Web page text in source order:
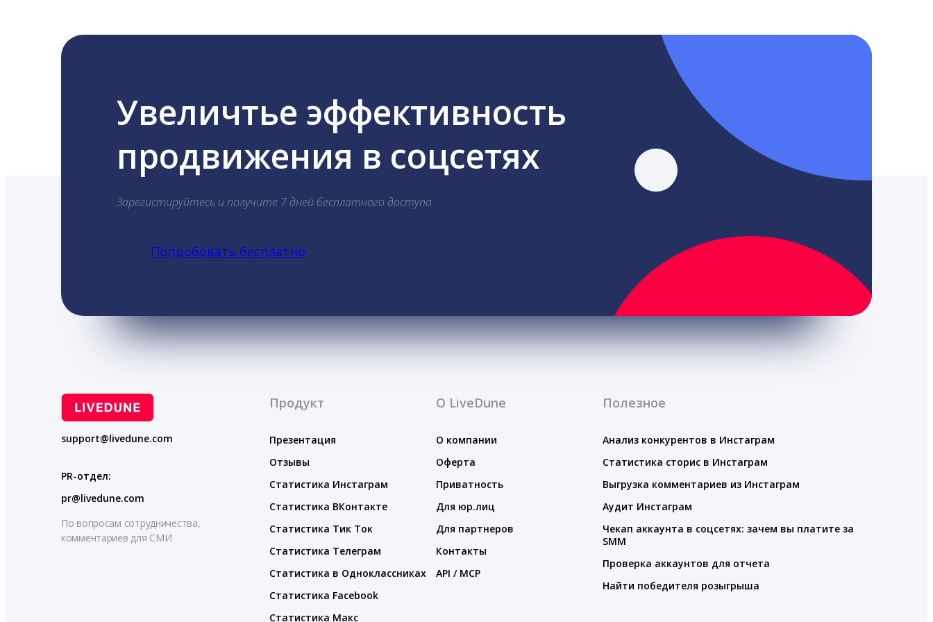
Увеличтье эффективность
продвижения в соцсетях
Зарегистируйтесь и получите 7 дней бесплатного доступа.
Попробовать бесплатно
support@livedune.com
PR-отдел:
pr@livedune.com
По вопросам сотрудничества,
комментариев для СМИ
Продукт
Презентация
Отзывы
Статистика Инстаграм
Статистика ВКонтакте
Статистика Тик Ток
Статистика Телеграм
Статистика в Одноклассниках
Статистика Facebook
Статистика Макс
О LiveDune
О компании
Оферта
Приватность
Для юр.лиц
Для партнеров
Контакты
API / MCP
Полезное
Анализ конкурентов в Инстаграм
Статистика сторис в Инстаграм
Выгрузка комментариев из Инстаграм
Аудит Инстаграм
Чекап аккаунта в соцсетях: зачем вы платите за
SMM
Проверка аккаунтов для отчета
Найти победителя розыгрыша